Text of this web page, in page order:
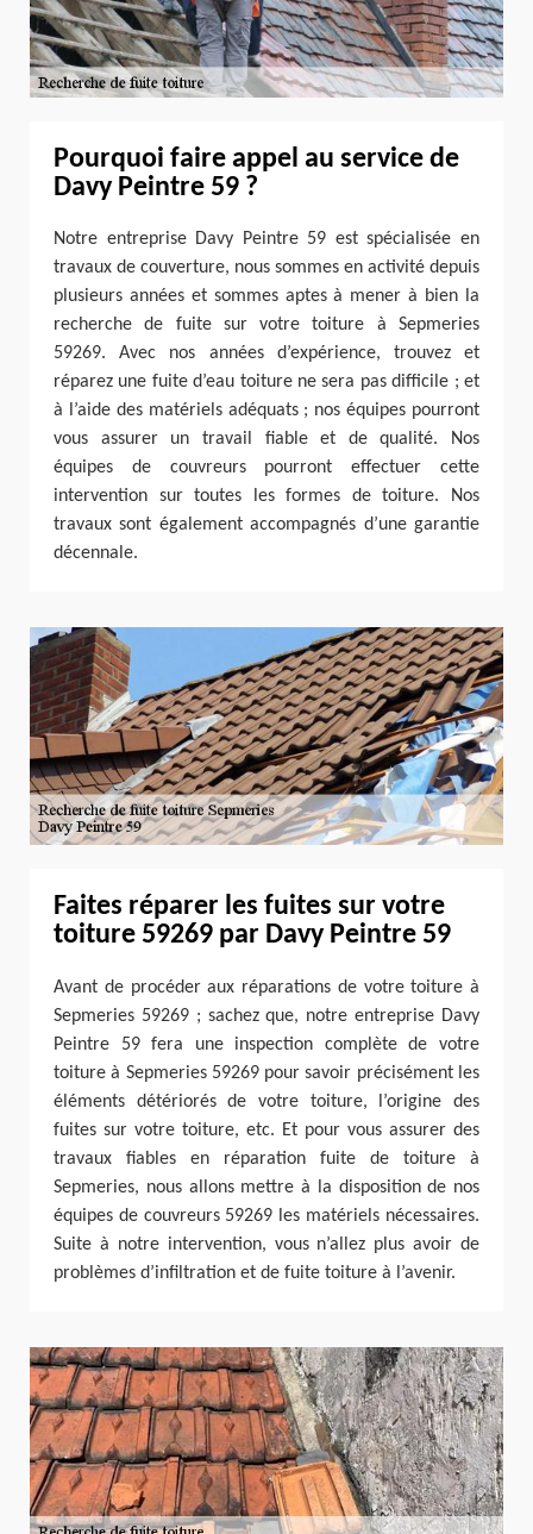
Pourquoi faire appel au service de
Davy Peintre 59 ?
Notre entreprise Davy Peintre 59 est spécialisée en
travaux de couverture, nous sommes en activité depuis
plusieurs années et sommes aptes à mener à bien la
recherche de fuite sur votre toiture à Sepmeries
59269. Avec nos années d’expérience, trouvez et
réparez une fuite d’eau toiture ne sera pas difficile ; et
à l’aide des matériels adéquats ; nos équipes pourront
vous assurer un travail fiable et de qualité. Nos
équipes de couvreurs pourront effectuer cette
intervention sur toutes les formes de toiture. Nos
travaux sont également accompagnés d’une garantie
décennale.
Faites réparer les fuites sur votre
toiture 59269 par Davy Peintre 59
Avant de procéder aux réparations de votre toiture à
Sepmeries 59269 ; sachez que, notre entreprise Davy
Peintre 59 fera une inspection complète de votre
toiture à Sepmeries 59269 pour savoir précisément les
éléments détériorés de votre toiture, l’origine des
fuites sur votre toiture, etc. Et pour vous assurer des
travaux fiables en réparation fuite de toiture à
Sepmeries, nous allons mettre à la disposition de nos
équipes de couvreurs 59269 les matériels nécessaires.
Suite à notre intervention, vous n’allez plus avoir de
problèmes d’infiltration et de fuite toiture à l’avenir.